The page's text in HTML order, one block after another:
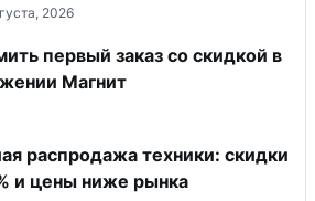
2026
первый заказ со скидкой в
Магнит
распродажа техники: скидки
и цены ниже рынка